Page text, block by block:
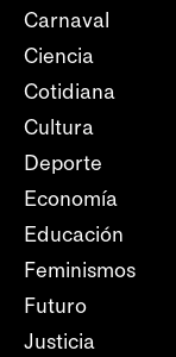
Carnaval
Ciencia
Cotidiana
Cultura
Deporte
Economía
Educación
Feminismos
Futuro
Justicia